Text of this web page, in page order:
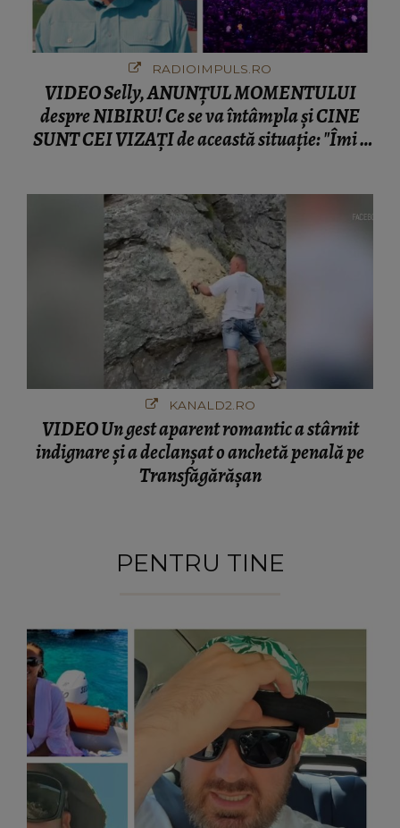
RADIOIMPULS.RO
VIDEO Selly, ANUNȚUL MOMENTULUI
despre NIBIRU! Ce se va întâmpla și CINE
SUNT CEI VIZAȚI de această situație: "Îmi e
KANALD2.RO
VIDEO Un gest aparent romantic a stârnit
indignare și a declanșat o anchetă penală pe
Transfăgărășan
PENTRU TINE